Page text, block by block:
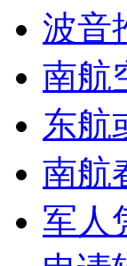
波音
南航
东航
南航
军人